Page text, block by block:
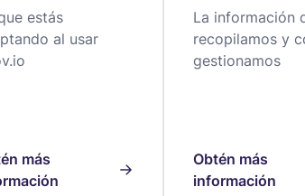
estás
al usar
más
La información
recopilamos y
gestionamos
Obtén más
información